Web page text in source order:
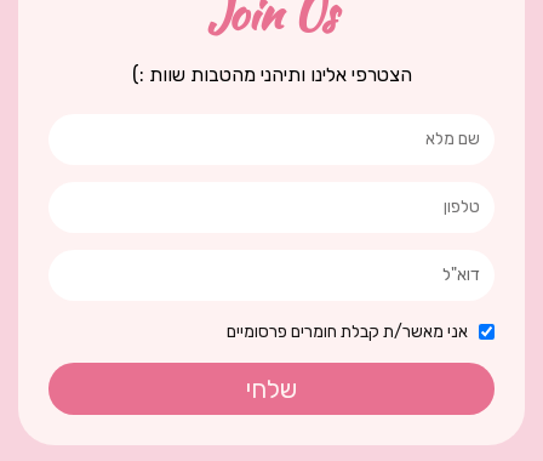
Join Us
הצטרפי אלינו ותיהני מהטבות שוות :)
אני מאשר/ת קבלת חומרים פרסומיים
שלחי